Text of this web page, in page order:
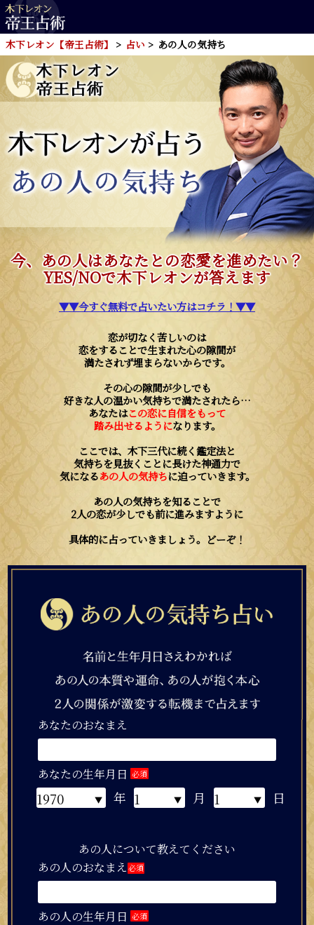
木下レオン【帝王占術】 占い あの人の気持ち
今、あの人はあなたとの恋愛を進めたい？
YES/NOで木下レオンが答えます
▼▼今すぐ無料で占いたい方はコチラ！▼▼
恋が切なく苦しいのは
恋をすることで生まれた心の隙間が
満たされず埋まらないからです。
その心の隙間が少しでも
好きな人の温かい気持ちで満たされたら…
あなたはこの恋に自信をもって
踏み出せるようになります。
ここでは、木下三代に続く鑑定法と
気持ちを見抜くことに長けた神通力で
気になるあの人の気持ちに迫っていきます。
あの人の気持ちを知ることで
2人の恋が少しでも前に進みますように
具体的に占っていきましょう。どーぞ！
あなたのおなまえ
あなたの生年月日 必須
年 月 日
あの人について教えてください
あの人のおなまえ必須
あの人の生年月日 必須